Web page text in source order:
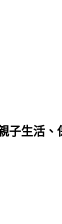
生活、